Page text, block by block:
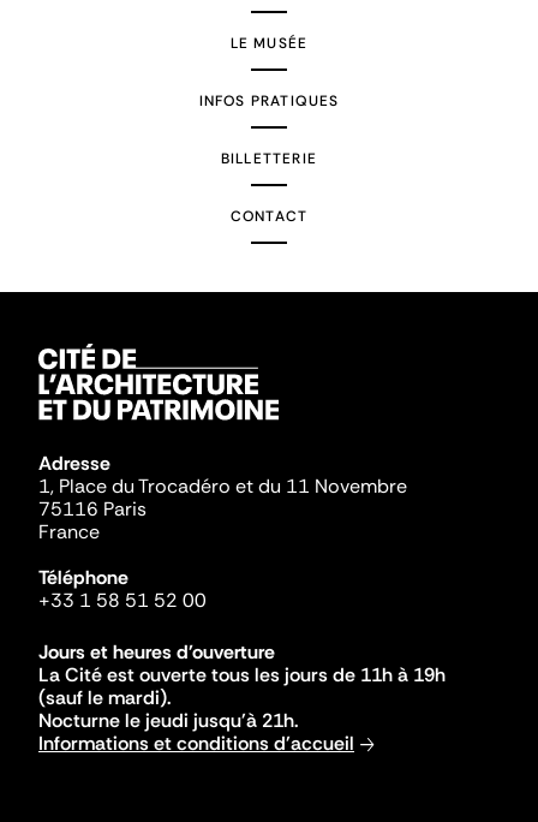
LE MUSÉE
INFOS PRATIQUES
BILLETTERIE
CONTACT
Adresse
1, Place du Trocadéro et du 11 Novembre
75116 Paris
France
Téléphone
+33 1 58 51 52 00
Jours et heures d'ouverture
La Cité est ouverte tous les jours de 11h à 19h
(sauf le mardi).
Nocturne le jeudi jusqu'à 21h.
Informations et conditions d'accueil